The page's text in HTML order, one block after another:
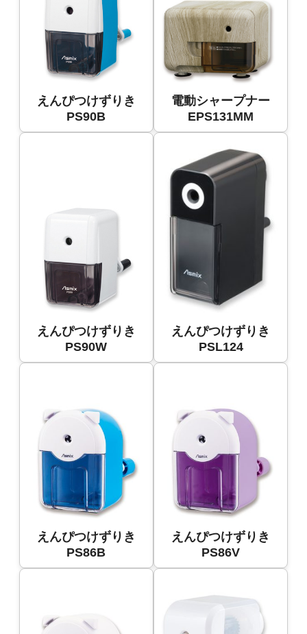
えんぴつけずりき
PS90B
電動シャープナー
EPS131MM
えんぴつけずりき
PS90W
えんぴつけずりき
PSL124
えんぴつけずりき
PS86B
えんぴつけずりき
PS86V